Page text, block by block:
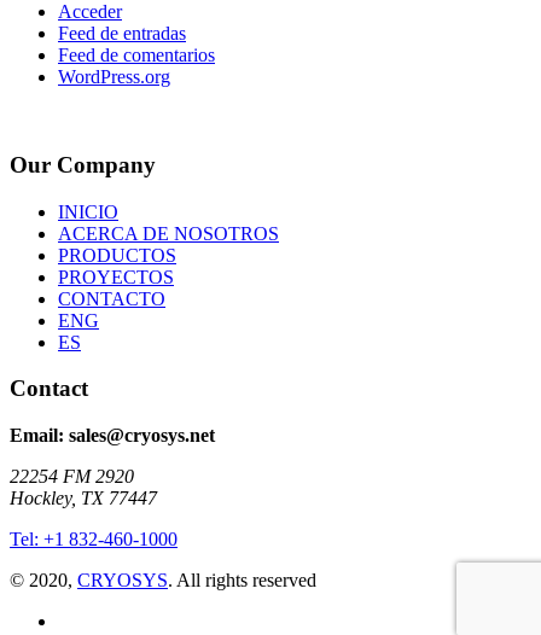
Acceder
Feed de entradas
Feed de comentarios
WordPress.org
Our Company
INICIO
ACERCA DE NOSOTROS
PRODUCTOS
PROYECTOS
CONTACTO
ENG
ES
Contact
Email: sales@cryosys.net
22254 FM 2920
Hockley, TX 77447
Tel: +1 832-460-1000
© 2020, CRYOSYS. All rights reserved